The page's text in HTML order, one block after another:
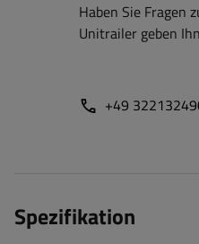
Haben Sie Fragen
Unitrailer geben
+49
Spezifikation